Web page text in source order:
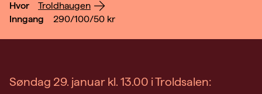
Hvor
Troldhaugen
Inngang
290/100/50 kr
Søndag 29. januar kl. 13.00 i Troldsalen: